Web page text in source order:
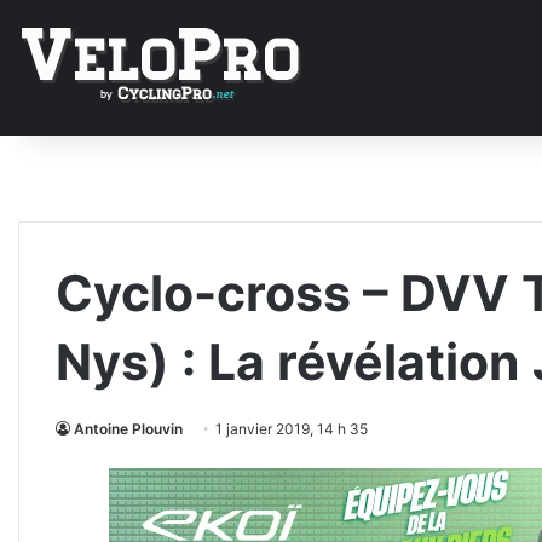
Cyclo-cross – DVV
Nys) : La
Antoine Plouvin 1 janvier 2019, 14 h 35